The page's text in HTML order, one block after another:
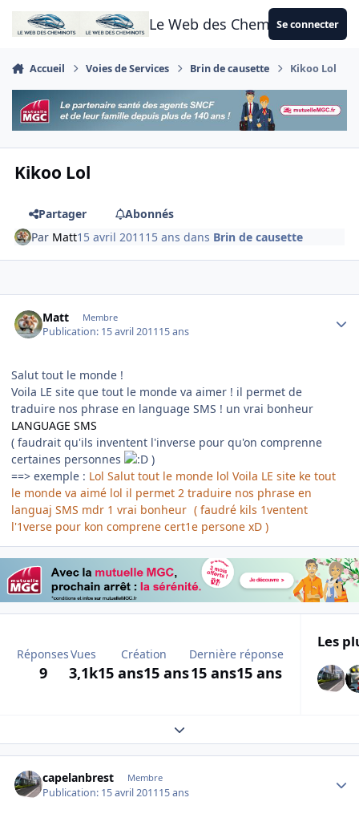
Aller au contenu
Le Web des CheminotsSe connecter
Accueil Voies de Services Brin de causette Kikoo Lol
Kikoo Lol
Partager
Abonnés
Par Matt15 avril 2011 15 ans dans Brin de causette
Matt Membre
Publication: 15 avril 201115 ans
Salut tout le monde !
Voila LE site que tout le monde va aimer ! il permet de
traduire nos phrase en language SMS ! un vrai bonheur
LANGUAGE SMS
( faudrait qu'ils inventent l'inverse pour qu'on comprenne
certaines personnes
)
==> exemple : Lol Salut tout le monde lol Voila LE site ke tout
le monde va aimé lol il permet 2 traduire nos phrase en
languaj SMS mdr 1 vrai bonheur ( faudré kils 1ventent
l'1verse pour kon comprene cert1e persone xD )
Réponses
9
Vues
3,1k
Création
15 ans15 ans
Dernière réponse
15 ans15 ans
Les
Expand topic overview
capelanbrest Membre
Publication: 15 avril 201115 ans